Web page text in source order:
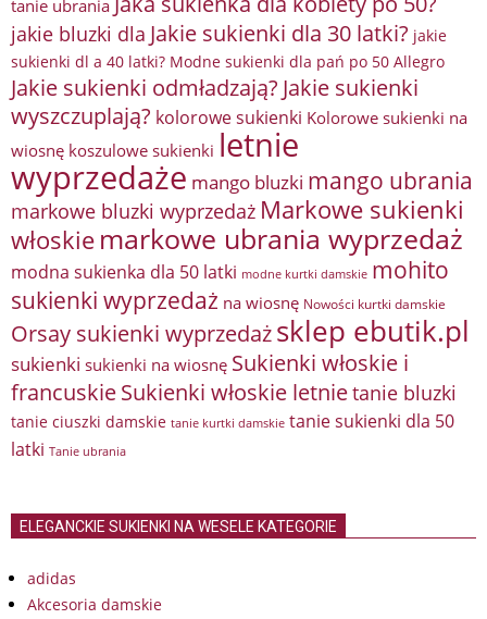
tanie ubrania
jakie bluzki dla Jakie sukienki dla 30 latki? jakie
sukienki dl a 40 latki? Modne sukienki dla pań po 50 Allegro
Jakie sukienki odmładzają? Jakie sukienki
wyszczuplają? kolorowe sukienki Kolorowe sukienki na
wiosnę koszulowe sukienki letnie
wyprzedaże mango bluzki mango ubrania
markowe bluzki wyprzedaż Markowe sukienki
włoskie markowe ubrania wyprzedaż
modna sukienka dla 50 latki modne kurtki damskie mohito
sukienki wyprzedaż na wiosnę Nowości kurtki damskie
Orsay sukienki wyprzedażsklep ebutik.pl
sukienki sukienki na wiosnę Sukienki włoskie i
francuskieSukienki włoskie letnietanie bluzki
tanie ciuszki damskie tanie kurtki damskie tanie sukienki dla 50
latki Tanie ubrania
ELEGANCKIE SUKIENKI NA WESELE KATEGORIE
adidas
Akcesoria damskie